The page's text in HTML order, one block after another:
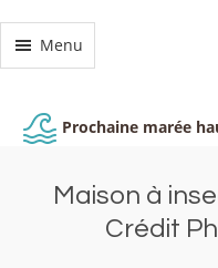
Menu
Prochaine marée
Maison à
Crédit